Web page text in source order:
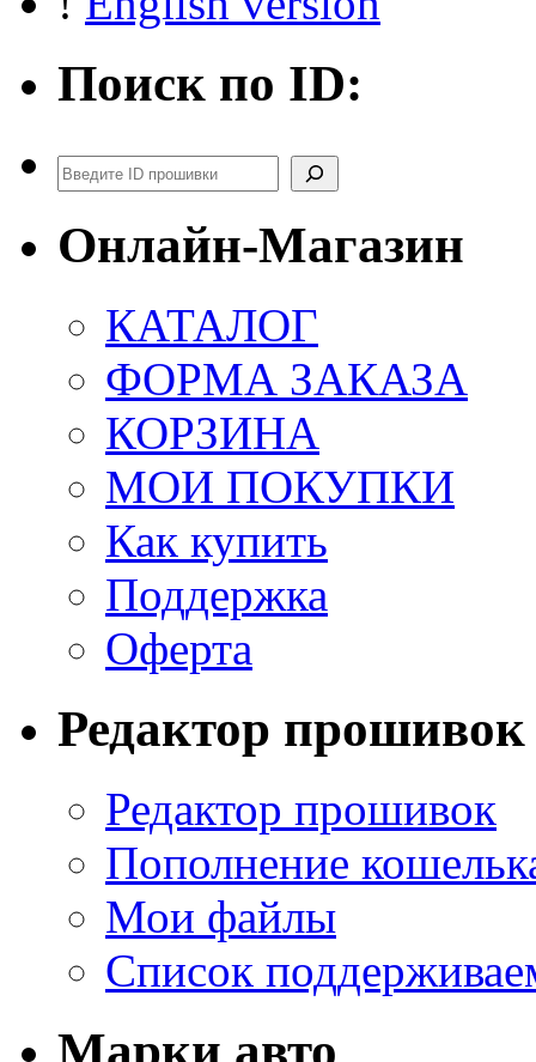
Поиск по ID:
Поиск
Онлайн-Магазин
КАТАЛОГ
ФОРМА ЗАКАЗА
КОРЗИНА
МОИ ПОКУПКИ
Как купить
Поддержка
Оферта
Редактор прошивок
Редактор прошивок
Пополнение
Мои файлы
Список
Марки авто